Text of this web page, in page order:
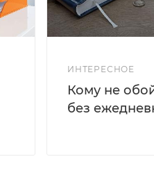
ИНТЕРЕСНОЕ
Кому не
без